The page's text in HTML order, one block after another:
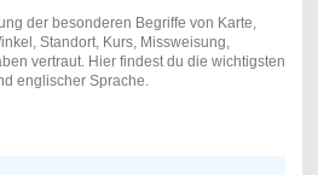
der besonderen Begriffe von Karte,
Standort, Kurs, Missweisung,
vertraut. Hier findest du die wichtigsten
englischer Sprache.